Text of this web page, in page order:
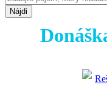
Nájdi